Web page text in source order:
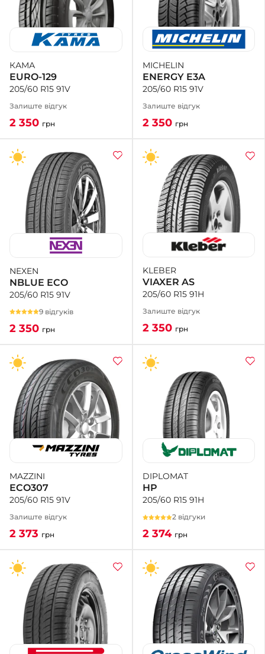
КАМА
EURO-129
205/60 R15 91V
Залиште відгук
2 350 грн
MICHELIN
ENERGY E3A
205/60 R15 91V
Залиште відгук
2 350 грн
NEXEN
NBLUE ECO
205/60 R15 91V
9 відгуків
2 350 грн
KLEBER
VIAXER AS
205/60 R15 91H
Залиште відгук
2 350 грн
MAZZINI
ECO307
205/60 R15 91V
Залиште відгук
2 373 грн
DIPLOMAT
HP
205/60 R15 91H
2 відгуки
2 374 грн